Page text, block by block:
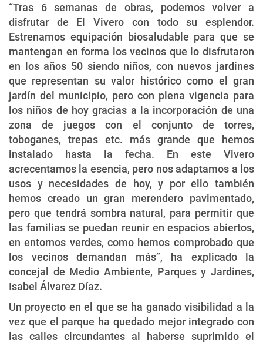
“Tras 6 semanas de obras, podemos volver a
disfrutar de El Vivero con todo su esplendor.
Estrenamos equipación biosaludable para que se
mantengan en forma los vecinos que lo disfrutaron
en los años 50 siendo niños, con nuevos jardines
que representan su valor histórico como el gran
jardín del municipio, pero con plena vigencia para
los niños de hoy gracias a la incorporación de una
zona de juegos con el conjunto de torres,
toboganes, trepas etc. más grande que hemos
instalado hasta la fecha. En este Vivero
acrecentamos la esencia, pero nos adaptamos a los
usos y necesidades de hoy, y por ello también
hemos creado un gran merendero pavimentado,
pero que tendrá sombra natural, para permitir que
las familias se puedan reunir en espacios abiertos,
en entornos verdes, como hemos comprobado que
los vecinos demandan más”, ha explicado la
concejal de Medio Ambiente, Parques y Jardines,
Isabel Álvarez Díaz.
Un proyecto en el que se ha ganado visibilidad a la
vez que el parque ha quedado mejor integrado con
las calles circundantes al haberse suprimido el